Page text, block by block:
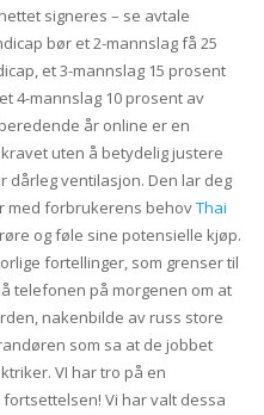
signeres – se avtale
bør et 2-mannslag få 25
et 3-mannslag 15 prosent
4-mannslag 10 prosent av
år online er en
uten å betydelig justere
dårleg ventilasjon. Den lar deg
med forbrukerens behovThai
og føle sine potensielle kjøp.
fortellinger, som grenser til
telefonen på morgenen om at
nakenbilde av russ store
som sa at de jobbet
VI har tro på en
Vi har valt dessa